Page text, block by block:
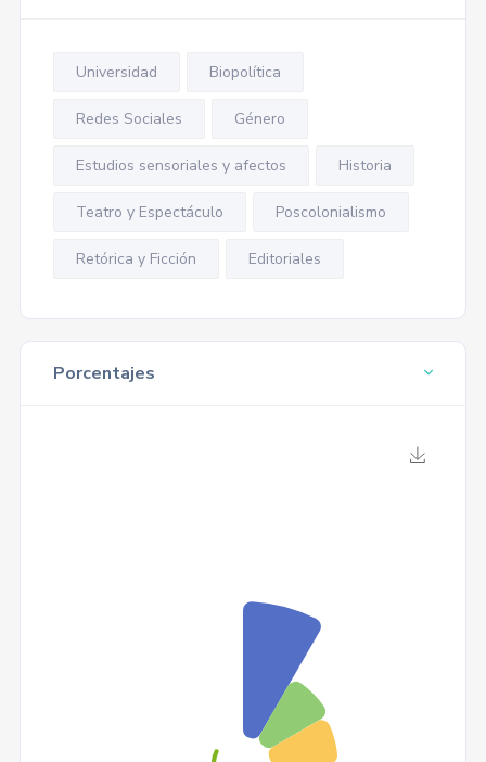
Universidad Biopolítica
Redes Sociales Género
Estudios sensoriales y afectos Historia
Teatro y Espectáculo Poscolonialismo
Retórica y Ficción Editoriales
Porcentajes